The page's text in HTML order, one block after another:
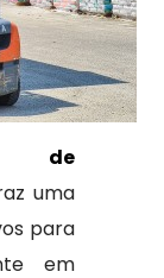
de
uma
para
em